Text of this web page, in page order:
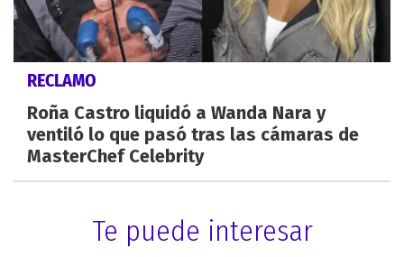
RECLAMO
Roña Castro liquidó a Wanda Nara y
ventiló lo que pasó tras las cámaras de
MasterChef Celebrity
Te puede interesar